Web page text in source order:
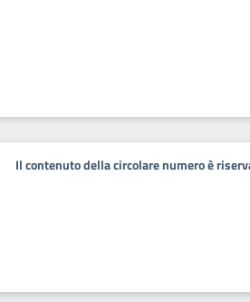
Il contenuto della circolare numero è